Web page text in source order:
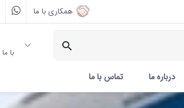
همکاری با ما
با
درباره ما تماس با ما